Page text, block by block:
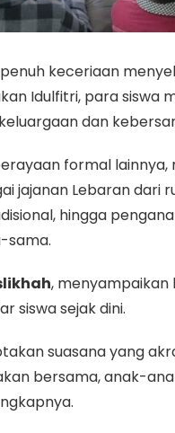
keceriaan
Idulfitri, para siswa
dan
formal
jajanan Lebaran dari
hingga
sama.
,
siswa sejak dini.
suasana yang
bersama, anak-